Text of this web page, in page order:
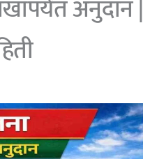
अनुदान |